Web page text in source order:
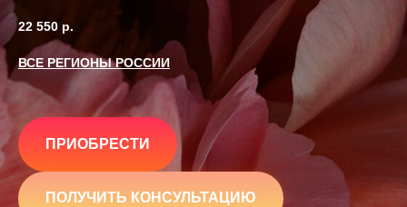
22 550 р.
ВСЕ РЕГИОНЫ РОССИИ
ПРИОБРЕСТИ
ПОЛУЧИТЬ КОНСУЛЬТАЦИЮ